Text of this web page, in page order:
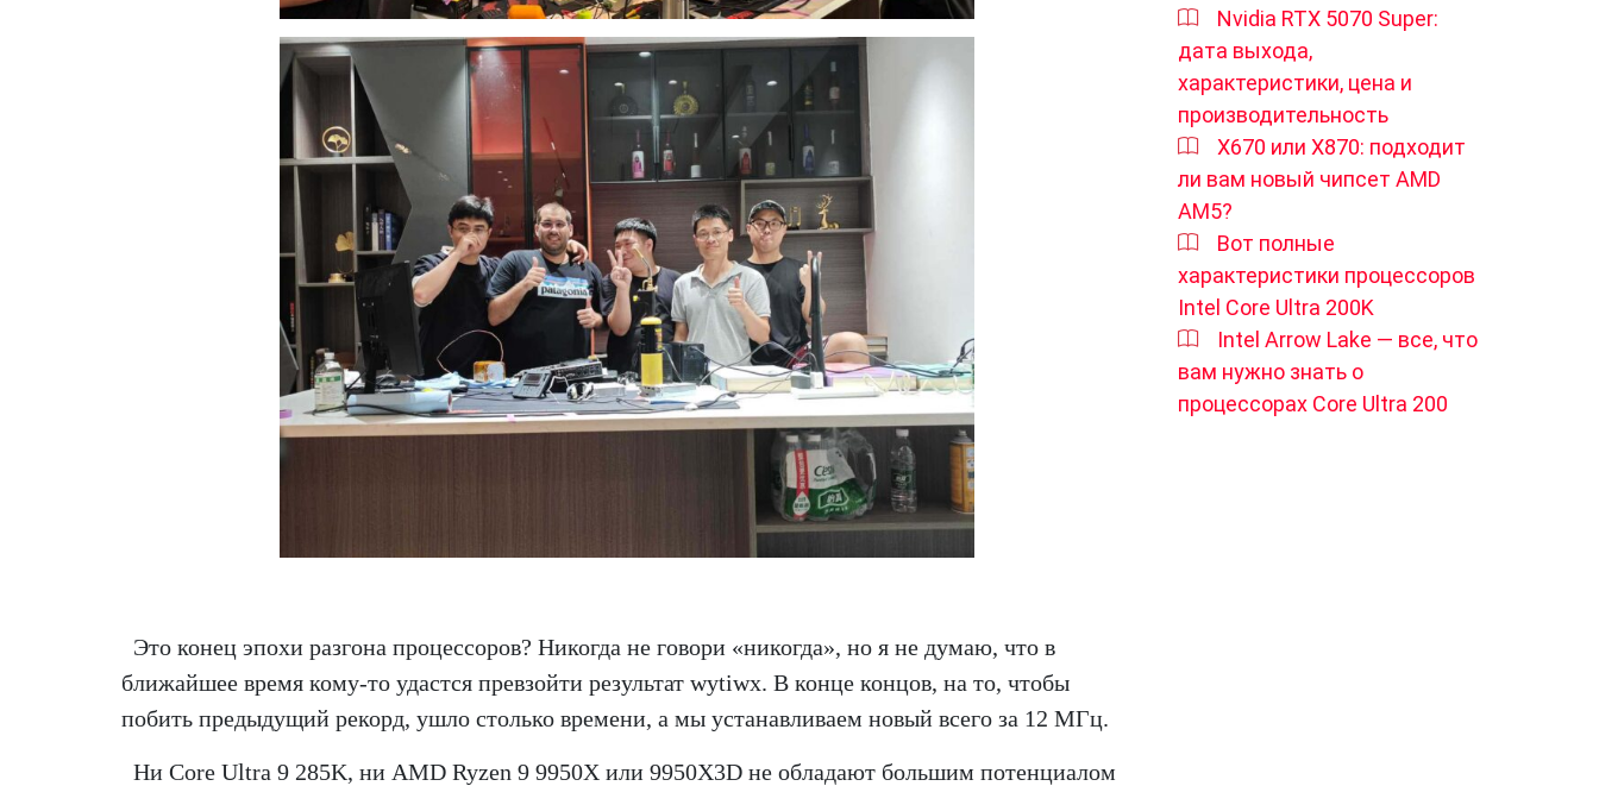
Это конец эпохи разгона процессоров? Никогда не говори «никогда», но я не думаю, что в
ближайшее время кому-то удастся превзойти результат wytiwx. В конце концов, на то, чтобы
побить предыдущий рекорд, ушло столько времени, а мы устанавливаем новый всего за 12 МГц.
Ни Core Ultra 9 285K, ни AMD Ryzen 9 9950X или 9950X3D не обладают большим потенциалом
Nvidia RTX 5070 Super:
дата выхода,
характеристики, цена и
производительность
X670 или X870: подходит
ли вам новый чипсет AMD
AM5?
Вот полные
характеристики процессоров
Intel Core Ultra 200K
Intel Arrow Lake — все, что
вам нужно знать о
процессорах Core Ultra 200